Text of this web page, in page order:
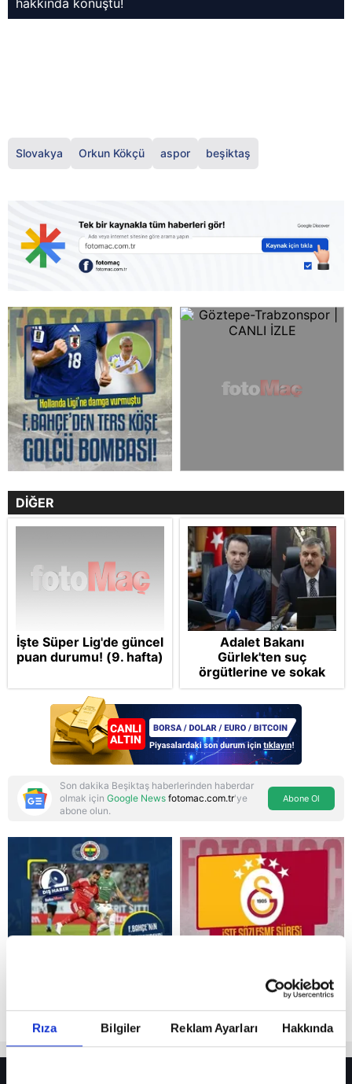
Rıza Bilgiler Reklam Ayarları Hakkında
Reddet
hakkında konuştu!
Slovakya Orkun Kökçü aspor beşiktaş
DİĞER
İşte Süper Lig'de güncel
puan durumu! (9. hafta)
Adalet Bakanı
Gürlek'ten suç
örgütlerine ve sokak
çetelerine net mesaj:
"Devlet tepenize
binecek"
Son dakika Beşiktaş haberlerinden haberdar
olmak için Google News fotomac.com.tr'ye
abone olun.
Abone Ol